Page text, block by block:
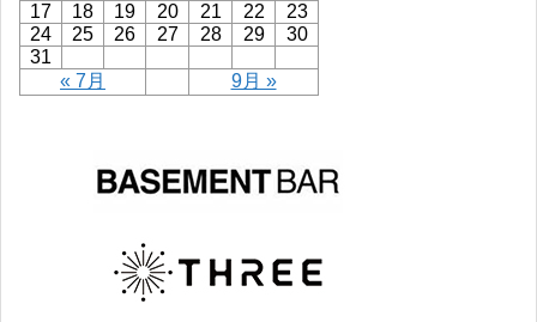
17
18 19 20 21 22
23
24
25 26 27 28 29
30
31
« 7月
9月 »